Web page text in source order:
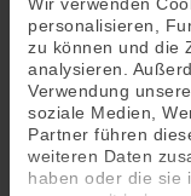
personalisieren,
zu können und die
analysieren.
Verwendung
soziale Medien,
Partner führen
weiteren Daten
haben oder die sie
Ausstattungsextras
machen es möglich.
sorgt jederzeit für
Hausfassade.
Erfahren Sie hier